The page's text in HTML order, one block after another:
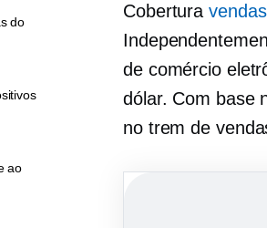
Cobertura
de comércio
dólar. Com base
no trem de
do
ao